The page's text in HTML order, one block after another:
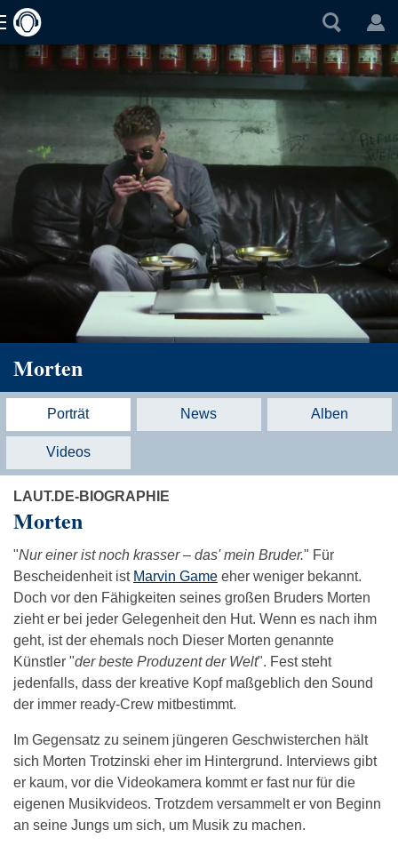
Morten
Porträt News Alben
Videos
LAUT.DE-BIOGRAPHIE
Morten
"Nur einer ist noch krasser – das' mein Bruder." Für
Bescheidenheit ist Marvin Game eher weniger bekannt.
Doch vor den Fähigkeiten seines großen Bruders Morten
zieht er bei jeder Gelegenheit den Hut. Wenn es nach ihm
geht, ist der ehemals noch Dieser Morten genannte
Künstler "der beste Produzent der Welt". Fest steht
jedenfalls, dass der kreative Kopf maßgeblich den Sound
der immer ready-Crew mitbestimmt.
Im Gegensatz zu seinem jüngeren Geschwisterchen hält
sich Morten Trotzinski eher im Hintergrund. Interviews gibt
er kaum, vor die Videokamera kommt er fast nur für die
eigenen Musikvideos. Trotzdem versammelt er von Beginn
an seine Jungs um sich, um Musik zu machen.